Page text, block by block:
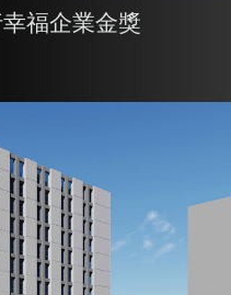
福企業金獎